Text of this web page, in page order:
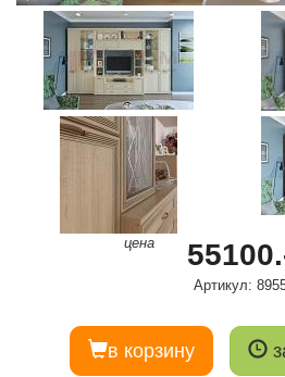
цена
Артикул:
в корзину